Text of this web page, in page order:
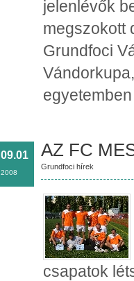
jelenlévők
megszokott
Grundfoci
09.01
2008
AZ FC
Grundfoci hírek
csapatok